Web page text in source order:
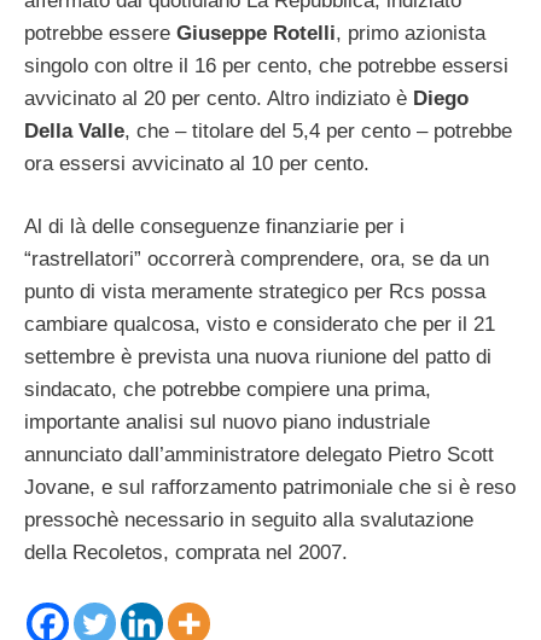
potrebbe essere Giuseppe Rotelli, primo azionista
singolo con oltre il 16 per cento, che potrebbe essersi
avvicinato al 20 per cento. Altro indiziato è Diego
Della Valle, che – titolare del 5,4 per cento – potrebbe
ora essersi avvicinato al 10 per cento.
Al di là delle conseguenze finanziarie per i
“rastrellatori” occorrerà comprendere, ora, se da un
punto di vista meramente strategico per Rcs possa
cambiare qualcosa, visto e considerato che per il 21
settembre è prevista una nuova riunione del patto di
sindacato, che potrebbe compiere una prima,
importante analisi sul nuovo piano industriale
annunciato dall’amministratore delegato Pietro Scott
Jovane, e sul rafforzamento patrimoniale che si è reso
pressochè necessario in seguito alla svalutazione
della Recoletos, comprata nel 2007.